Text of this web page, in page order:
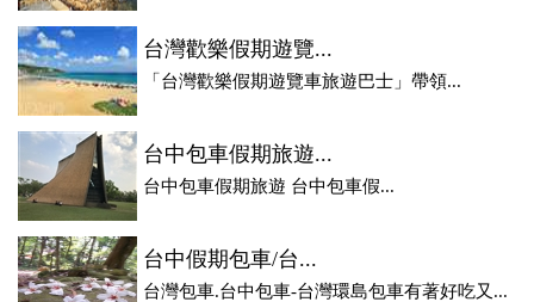
台灣歡樂假期遊覽...
「台灣歡樂假期遊覽車旅遊巴士」帶領...
台中包車假期旅遊...
台中包車假期旅遊 台中包車假...
台中假期包車/台...
台灣包車.台中包車-台灣環島包車有著好吃又...